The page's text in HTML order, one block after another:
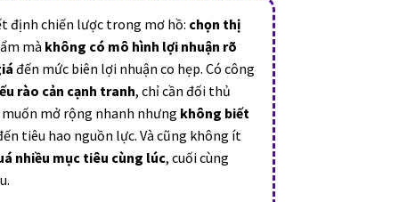
định chiến lược trong mơ hồ: chọn thị
mà không có mô hình lợi nhuận rõ
đến mức biên lợi nhuận co hẹp. Có công
rào cản cạnh tranh, chỉ cần đối thủ
mở rộng nhanh nhưng không biết
tiêu hao nguồn lực. Và cũng không ít
nhiều mục tiêu cùng lúc, cuối cùng